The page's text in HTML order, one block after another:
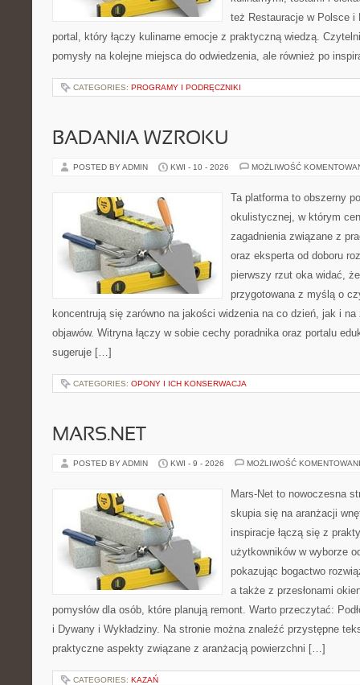
też Restauracje w Polsce i
portal, który łączy kulinarne emocje z praktyczną wiedzą.
pomysły na kolejne miejsca do odwiedzenia, ale również po
CATEGORIES: PROGRAMY I PODRĘCZNIKI
BADANIA WZROKU
POSTED BY ADMIN KWI - 10 - 2026 MOŻLIWOŚĆ
Ta platforma to obszerny
okulistycznej, w którym
zagadnienia związane z
oraz eksperta od doboru
pierwszy rzut oka widać,
przygotowana z myślą o
koncentrują się zarówno na jakości widzenia na co dzień, jak i
objawów. Witryna łączy w sobie cechy poradnika oraz portalu
sugeruje […]
CATEGORIES: OPONY I ICH KONSERWACJA
MARS.NET
POSTED BY ADMIN KWI - 9 - 2026 MOŻLIWOŚĆ
Mars-Net to nowoczesna
skupia się na aranżacji
inspiracje łączą się z
użytkowników w wyborze
pokazując bogactwo
a także z przesłonami
pomysłów dla osób, które planują remont. Warto przeczytać:
i Dywany i Wykładziny. Na stronie można znaleźć przystępne
praktyczne aspekty związane z aranżacją powierzchni […]
CATEGORIES: KAZAŃ